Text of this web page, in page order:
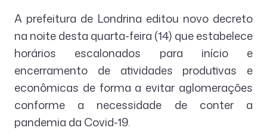
A prefeitura de Londrina editou novo decreto
na noite desta quarta-feira (14) que estabelece
horários escalonados para início e
encerramento de atividades produtivas e
econômicas de forma a evitar aglomerações
conforme a necessidade de conter a
pandemia da Covid-19.